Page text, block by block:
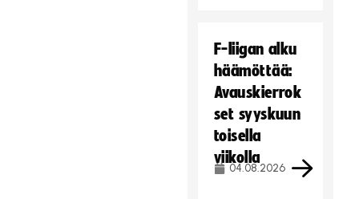
F-liigan alku
häämöttää:
Avauskierrok
set syyskuun
toisella
viikolla
04.08.2026